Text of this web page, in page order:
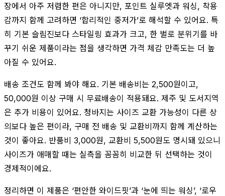
장에서 아주 저렴한 편은 아니지만, 포인트 실루엣과 워싱, 착용
감까지 함께 고려하면 ‘합리적인 중저가’로 해석할 수 있어요. 특
히 기본 슬림진보다 스타일링 효과가 크고, 한 벌로 분위기를 바
꾸기 쉬운 제품이라는 점을 생각하면 가격 체감 만족도는 더 높
아질 수 있어요.
배송 조건도 함께 봐야 해요. 기본 배송비는 2,500원이고,
50,000원 이상 구매 시 무료배송이 적용돼요. 제주 및 도서지역
은 추가 비용이 있어요. 청바지는 사이즈 교환 가능성이 다른 상
의보다 높은 편이라, 구매 전 배송 및 교환비까지 함께 계산하는
것이 좋아요. 반품비 3,000원, 교환비 5,500원도 명시돼 있으니
사이즈가 애매할 때는 실측을 꼼꼼히 비교한 뒤 선택하는 것이
경제적이에요.
정리하면 이 제품은 ‘편안한 와이드핏’과 ‘눈에 띄는 워싱’, ‘로우